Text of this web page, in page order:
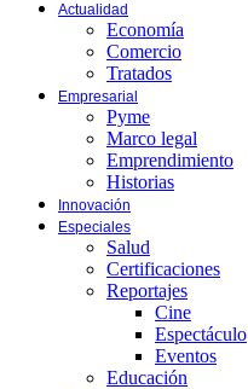
Actualidad
Economía
Comercio
Tratados
Empresarial
Pyme
Marco legal
Emprendimiento
Historias
Innovación
Especiales
Salud
Certificaciones
Reportajes
Cine
Espectáculo
Eventos
Educación